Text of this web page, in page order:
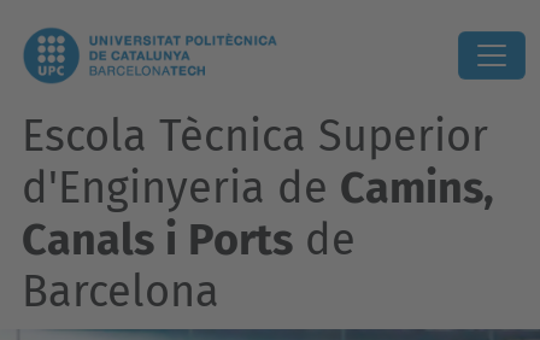
Escola Tècnica Superior
d'Enginyeria de Camins,
Canals i Ports de
Barcelona